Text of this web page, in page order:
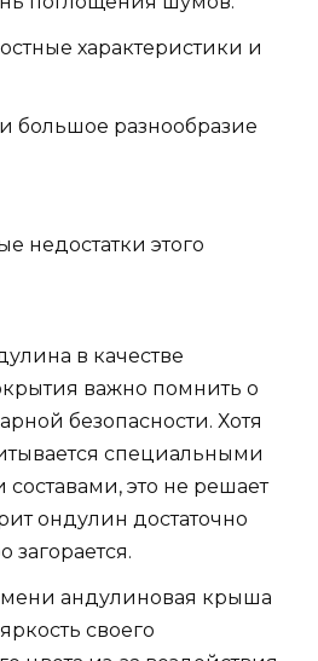
характеристики и
большое разнообразие
недостатки этого
в качестве
важно помнить о
безопасности. Хотя
специальными
это не решает
ондулин достаточно
загорается.
андулиновая крыша
своего